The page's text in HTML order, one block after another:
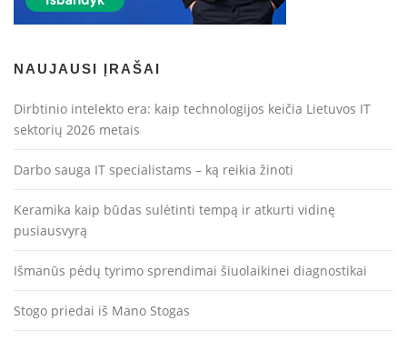
NAUJAUSI ĮRAŠAI
Dirbtinio intelekto era: kaip technologijos keičia Lietuvos IT
sektorių 2026 metais
Darbo sauga IT specialistams – ką reikia žinoti
Keramika kaip būdas sulėtinti tempą ir atkurti vidinę
pusiausvyrą
Išmanūs pėdų tyrimo sprendimai šiuolaikinei diagnostikai
Stogo priedai iš Mano Stogas